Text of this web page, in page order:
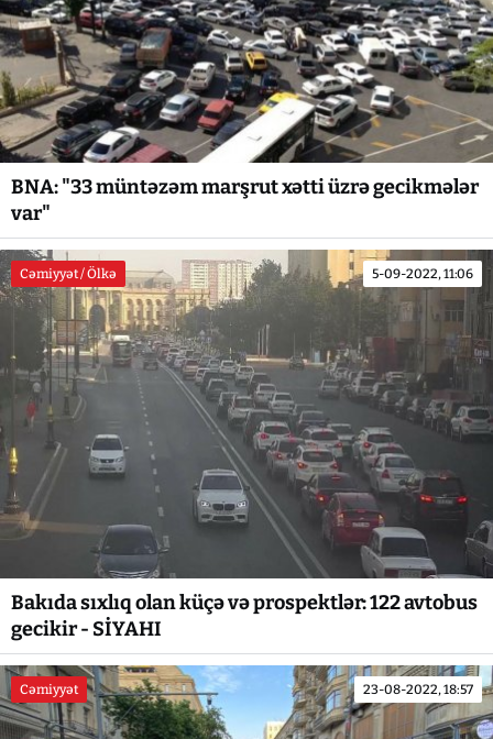
BNA: "33 müntəzəm marşrut xətti üzrə gecikmələr
var"
Cəmiyyət / Ölkə 5-09-2022, 11:06
Bakıda sıxlıq olan küçə və prospektlər: 122 avtobus
gecikir - SİYAHI
Cəmiyyət 23-08-2022, 18:57